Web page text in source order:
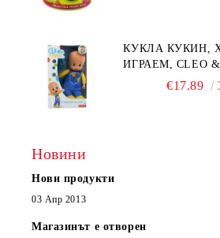
КУКЛА КУКИН,
ИГРАЕМ, CLEO
€17.89
Новини
Нови продукти
03 Апр 2013
Магазинът е отворен